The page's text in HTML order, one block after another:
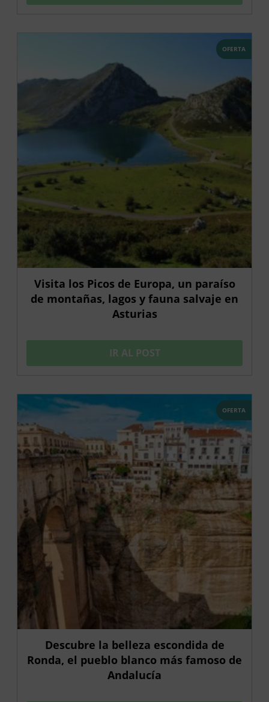
OFERTA
Visita los Picos de Europa, un paraíso
de montañas, lagos y fauna salvaje en
Asturias
IR AL POST
OFERTA
Descubre la belleza escondida de
Ronda, el pueblo blanco más famoso de
Andalucía